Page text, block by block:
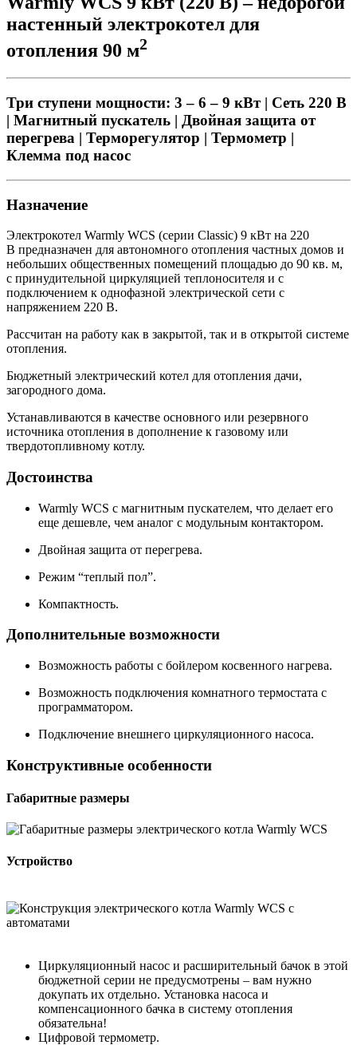
настенный электрокотел для
отопления 90 м2
Три ступени мощности: 3 – 6 – 9 кВт | Сеть 220 В
| Магнитный пускатель | Двойная защита от
перегрева | Терморегулятор | Термометр |
Клемма под насос
Назначение
Электрокотел Warmly WCS (серии Classic) 9 кВт на 220
В предназначен для автономного отопления частных домов и
небольших общественных помещений площадью до 90 кв. м,
с принудительной циркуляцией теплоносителя и с
подключением к однофазной электрической сети с
напряжением 220 В.
Рассчитан на работу как в закрытой, так и в открытой системе
отопления.
Бюджетный электрический котел для отопления дачи,
загородного дома.
Устанавливаются в качестве основного или резервного
источника отопления в дополнение к газовому или
твердотопливному котлу.
Достоинства
Warmly WCS с магнитным пускателем, что делает его
еще дешевле, чем аналог с модульным контактором.
Двойная защита от перегрева.
Режим “теплый пол”.
Компактность.
Дополнительные возможности
Возможность работы с бойлером косвенного нагрева.
Возможность подключения комнатного термостата с
программатором.
Подключение внешнего циркуляционного насоса.
Конструктивные особенности
Габаритные размеры
Устройство
Циркуляционный насос и расширительный бачок в этой
бюджетной серии не предусмотрены – вам нужно
докупать их отдельно. Установка насоса и
компенсационного бачка в систему отопления
обязательна!
Цифровой термометр.